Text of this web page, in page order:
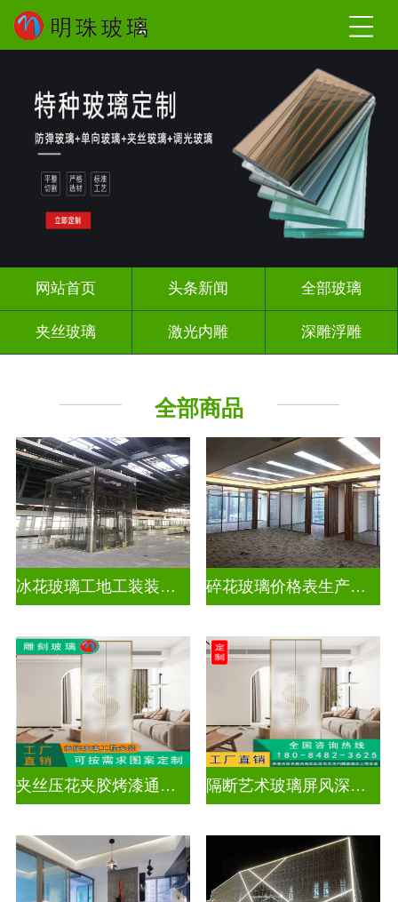
网站首页 头条新闻 全部玻璃
夹丝玻璃 激光内雕 深雕浮雕
千 层 镜
全部商品
冰花玻璃工地工装装饰玻璃 碎花玻璃价格表生产电话
夹丝压花夹胶烤漆通电深雕浮雕玻璃 隔断艺术玻璃屏风深雕浮雕玻璃